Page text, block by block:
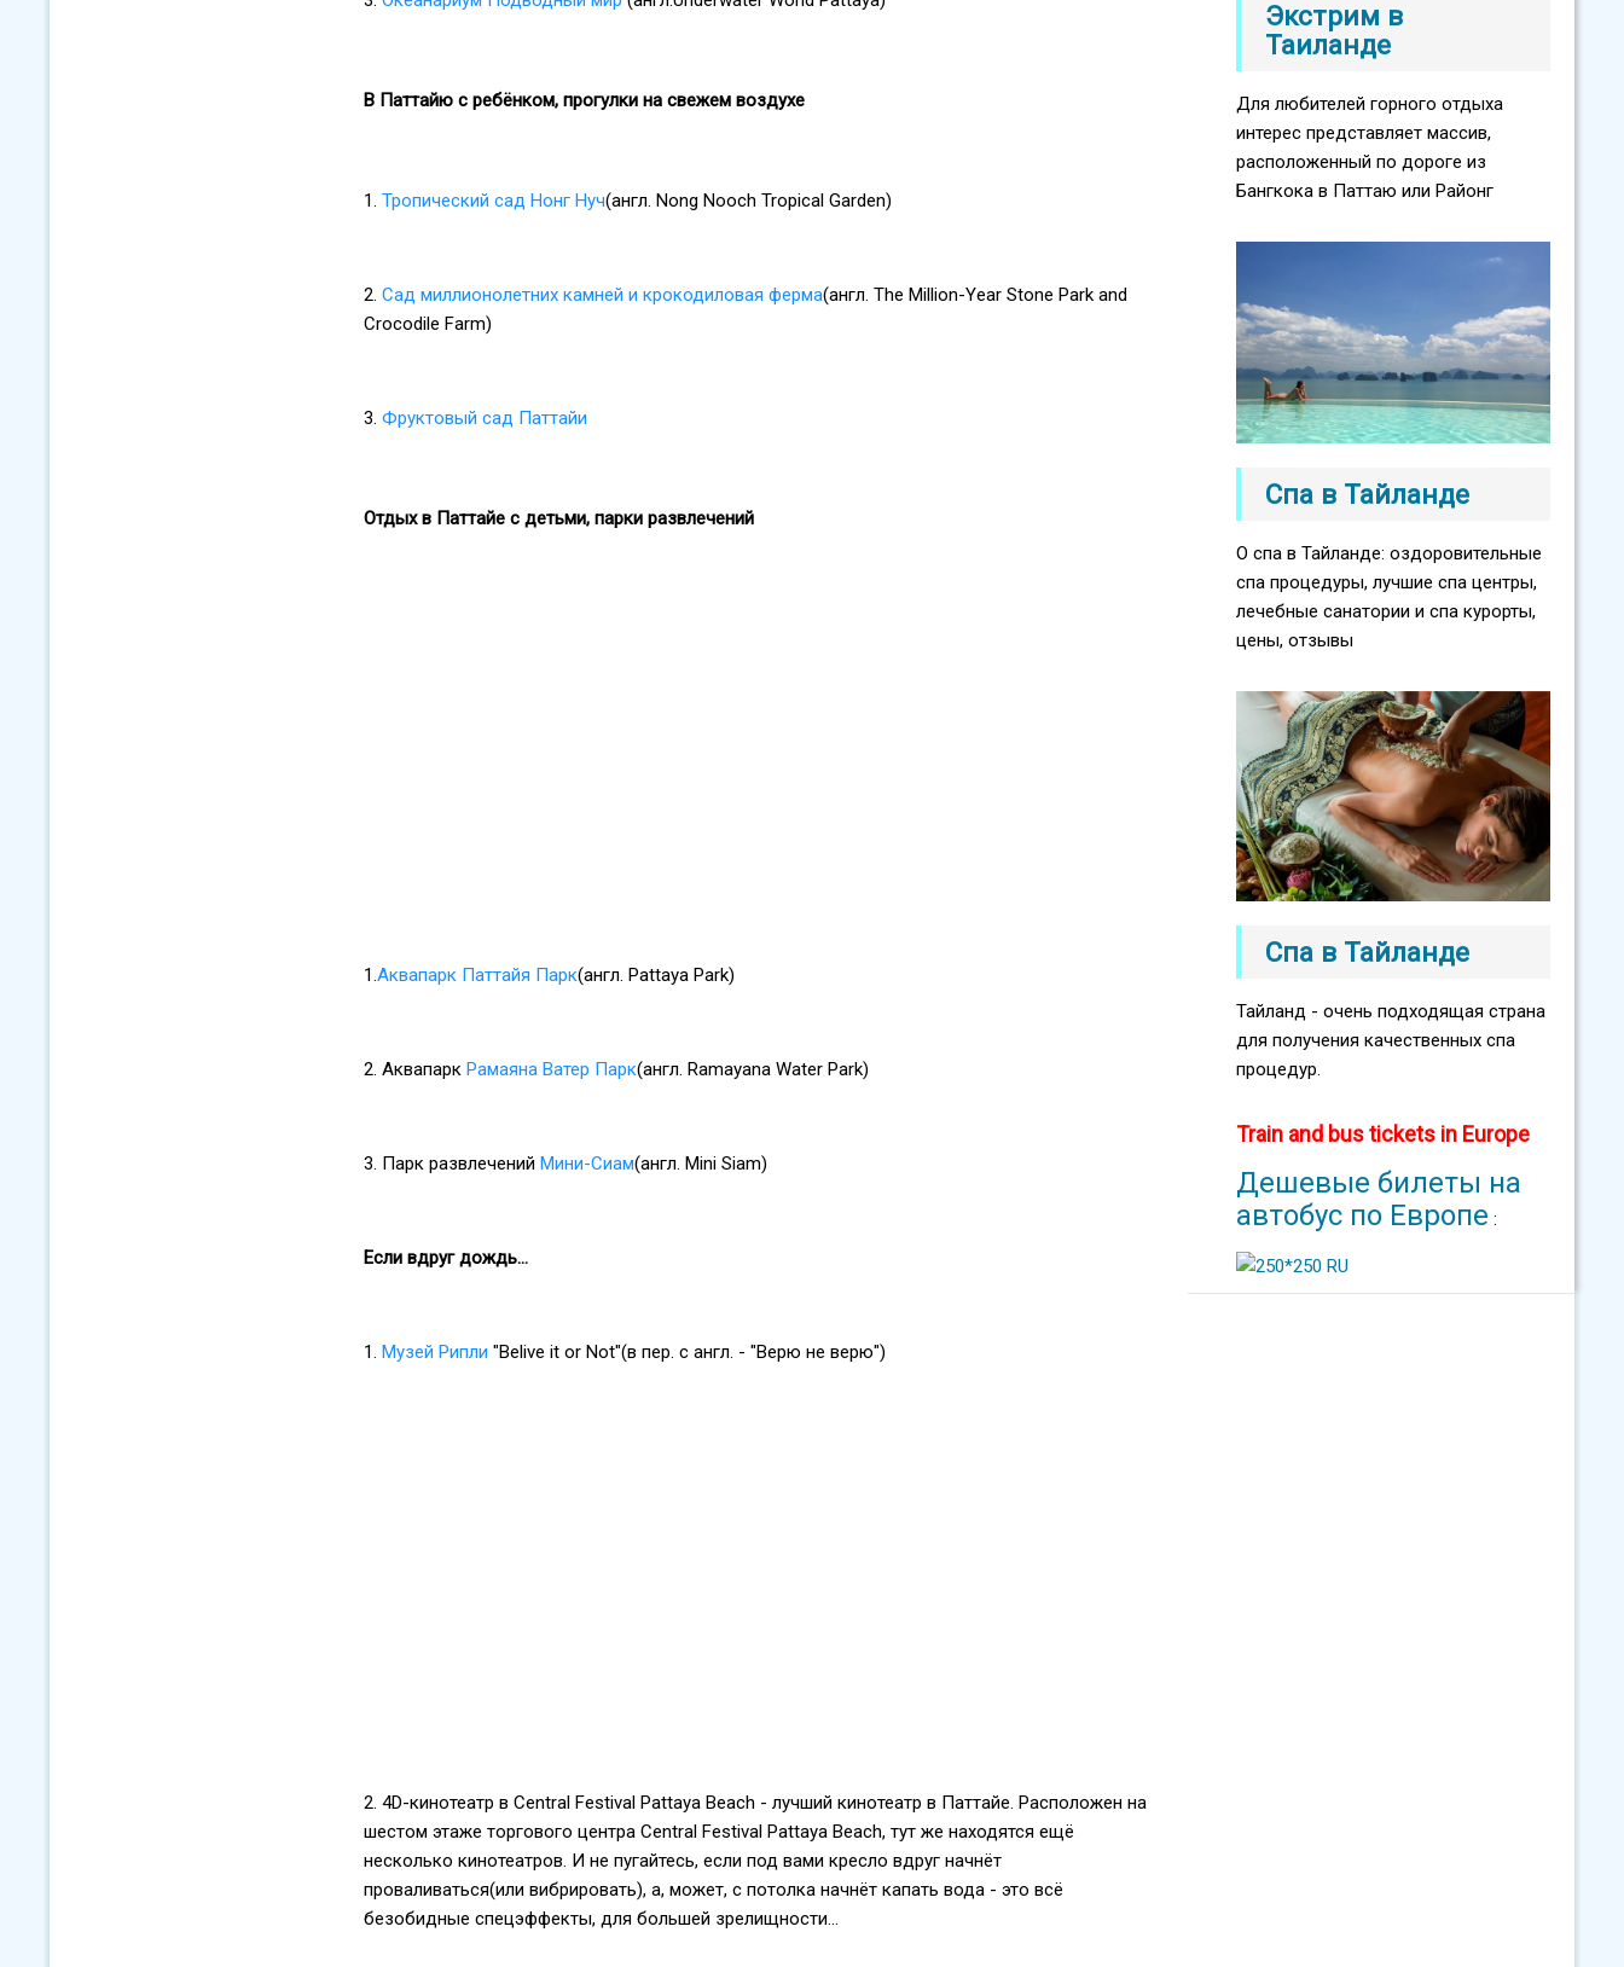
В Паттайю с ребёнком, прогулки на свежем воздухе
1. Тропический сад Нонг Нуч(англ. Nong Nooch Tropical Garden)
2. Сад миллионолетних камней и крокодиловая ферма(англ. The Million-Year Stone Park and
Crocodile Farm)
3. Фруктовый сад Паттайи
Отдых в Паттайе с детьми, парки развлечений
1.Аквапарк Паттайя Парк(англ. Pattaya Park)
2. Аквапарк Рамаяна Ватер Парк(англ. Ramayana Water Park)
3. Парк развлечений Мини-Сиам(англ. Mini Siam)
Если вдруг дождь...
1. Музей Рипли "Belive it or Not"(в пер. с англ. - "Верю не верю")
2. 4D-кинотеатр в Central Festival Pattaya Beach - лучший кинотеатр в Паттайе. Расположен на
шестом этаже торгового центра Central Festival Pattaya Beach, тут же находятся ещё
несколько кинотеатров. И не пугайтесь, если под вами кресло вдруг начнёт
проваливаться(или вибрировать), а, может, с потолка начнёт капать вода - это всё
безобидные спецэффекты, для большей зрелищности...
Экстрим в
Таиланде
Для любителей горного отдыха
интерес представляет массив,
расположенный по дороге из
Бангкока в Паттаю или Районг
Спа в Тайланде
О спа в Тайланде: оздоровительные
спа процедуры, лучшие спа центры,
лечебные санатории и спа курорты,
цены, отзывы
Спа в Тайланде
Тайланд - очень подходящая страна
для получения качественных спа
процедур.
Train and bus tickets in Europe
Дешевые билеты на
автобус по Европе :